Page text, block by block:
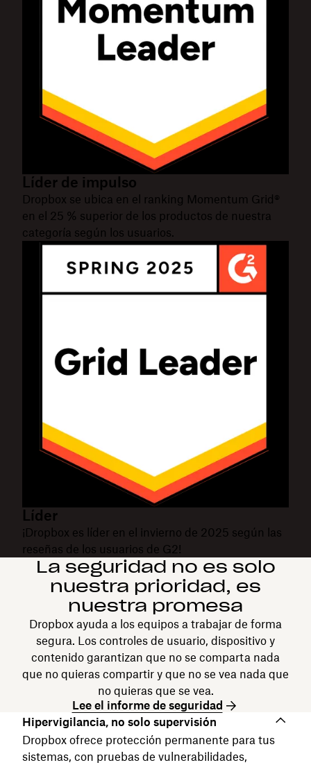
Líder de impulso
Dropbox se ubica en el ranking Momentum Grid®
en el 25 % superior de los productos de nuestra
categoría según los usuarios.
Líder
¡Dropbox es líder en el invierno de 2025 según las
reseñas de los usuarios de G2!
La seguridad no es solo
nuestra prioridad, es
nuestra promesa
Dropbox ayuda a los equipos a trabajar de forma
segura. Los controles de usuario, dispositivo y
contenido garantizan que no se comparta nada
que no quieras compartir y que no se vea nada que
no quieras que se vea.
Lee el informe de seguridad
Hipervigilancia, no solo supervisión
Dropbox ofrece protección permanente para tus
sistemas, con pruebas de vulnerabilidades,